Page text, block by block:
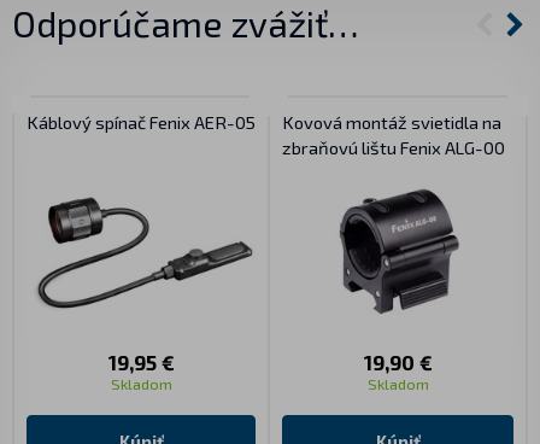
Odporúčame zvážiť…
Káblový spínač Fenix AER-05
19,95 €
Skladom
Kovová montáž svietidla na
zbraňovú lištu Fenix ALG-00
19,90 €
Skladom